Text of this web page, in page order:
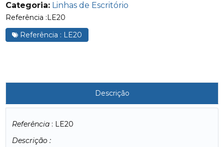
Categoria: Linhas de Escritório
Referência :LE20
Referência : LE20
Descrição
Referência : LE20
Descrição :